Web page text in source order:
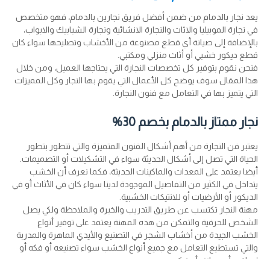
يعد نجار بالدمام من ضمن أفضل فريق نجارين بالدمام، فهو متخصص
في نجارة الموبيليا والاثاث والنجارة الانشائية ونجارة الشبابيك والابواب،
بالإضافة إلى صيانة أي قطع مصنوعة من الأخشاب وتصليحها سواء كان
قطع ديكور خشبي أو أثاث منزلي ومكتبي.
فنحن نقوم بتوفير كل تخصصات النجارة التي يحتاجها العميل، ومن خلال
هذا المقال سوف يوضح كل الأعمال التي يقوم بها النجار وكل المميزات
التي يتميز بها في التعامل مع فنون النجارة.
نجار ممتاز بالدمام بخصم 30%
يعتبر فن النجارة من أهم أشكال الفنون المتميزة والتي تتطور بتطور
الحياة التي تصل إلى أشكال الحديثة سواء في التشكيلات أو التصميمات.
أيضا يعتمد على المعدات والماكينات الحديثة، فكما نعرف أن الخشب
يتداخل في الكثير من التفاصيل الموجودة لدينا سواء كان في الأثاث أو في
الديكور أو الأرضيات أو للانتيكات الخشبية.
مهنة النجار تكتسب عن طريق التدريب والخبرة والملاحظة ولكي يصل
الشخص للحرفية والتمكن من هذه المهنة يعتمد على توفير أنواع
الخشب الجيدة من أخشاب الشجر في التصنيع والأيدي الماهرة والمدربة
والتي تستطيع التعامل مع جميع أنواع الخشب سواء تصنيعه أو فكه أو